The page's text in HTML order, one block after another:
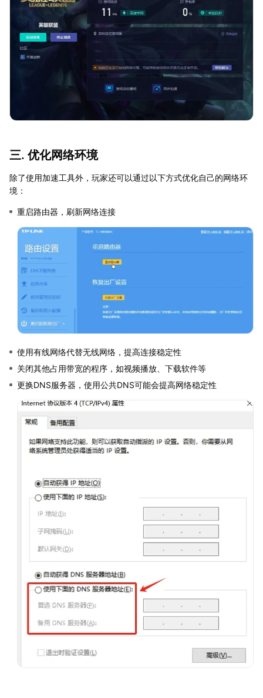
三. 优化网络环境
除了使用加速工具外，玩家还可以通过以下方式优化自己的网络环
境：
重启路由器，刷新网络连接
使用有线网络代替无线网络，提高连接稳定性
关闭其他占用带宽的程序，如视频播放、下载软件等
更换DNS服务器，使用公共DNS可能会提高网络稳定性